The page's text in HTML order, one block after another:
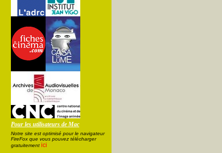
Pour les utilisateurs de Mac
Notre site est optimisé pour le navigateur
FireFox que vous pouvez télécharger
gratuitement ici